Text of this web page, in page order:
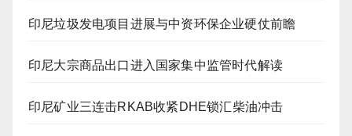
印尼垃圾发电项目进展与中资环保企业硬仗前瞻
印尼大宗商品出口进入国家集中监管时代解读
印尼矿业三连击RKAB收紧DHE锁汇柴油冲击